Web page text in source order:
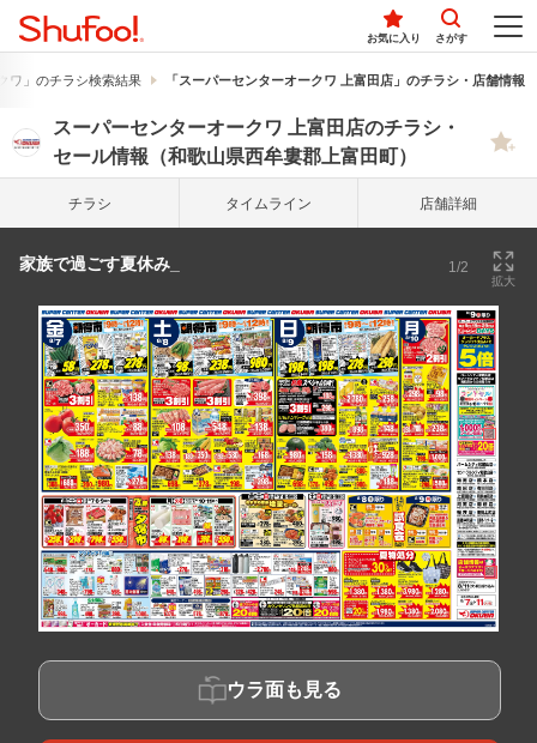
お気に入り さがす
ワ」のチラシ検索結果 「スーパーセンターオークワ 上富田店」のチラシ・店舗情報
スーパーセンターオークワ 上富田店のチラシ・
セール情報（和歌山県西牟婁郡上富田町）
チラシ タイム ライン 店舗詳細
家族で過ごす夏休み_ 1/2
拡大
ウラ面も見る